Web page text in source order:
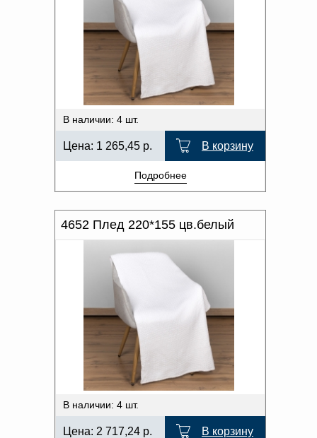
В наличии: 4 шт.
Цена: 1 265,45 р. В корзину
Подробнее
4652 Плед 220*155 цв.белый
В наличии: 4 шт.
Цена: 2 717,24 р. В корзину